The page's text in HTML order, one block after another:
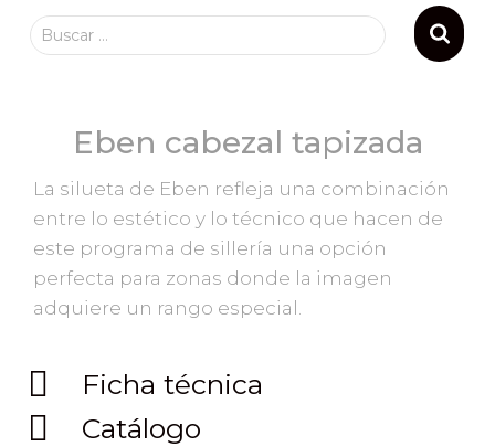
Buscar …
Eben cabezal tapizada
La silueta de Eben refleja una combinación
entre lo estético y lo técnico que hacen de
este programa de sillería una opción
perfecta para zonas donde la imagen
adquiere un rango especial.
Ficha técnica
Catálogo